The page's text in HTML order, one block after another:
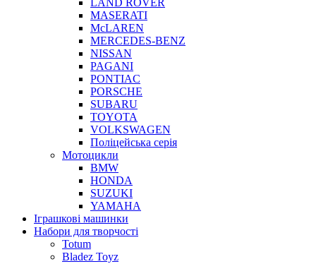
LAND ROVER
MASERATI
McLAREN
MERCEDES-BENZ
NISSAN
PAGANI
PONTIAC
PORSCHE
SUBARU
TOYOTA
VOLKSWAGEN
Поліцейська серія
Мотоцикли
BMW
HONDA
SUZUKI
YAMAHA
Іграшкові машинки
Набори для творчості
Totum
Bladez Toyz